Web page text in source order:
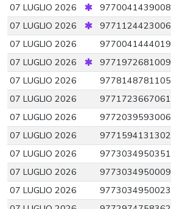
07 LUGLIO 2026
9770041439008
07 LUGLIO 2026
9771124423006
07 LUGLIO 2026
9770041444019
07 LUGLIO 2026
9771972681009
07 LUGLIO 2026
9778148781105
07 LUGLIO 2026
9771723667061
07 LUGLIO 2026
9772039593006
07 LUGLIO 2026
9771594131302
07 LUGLIO 2026
9773034950351
07 LUGLIO 2026
9773034950009
07 LUGLIO 2026
9773034950023